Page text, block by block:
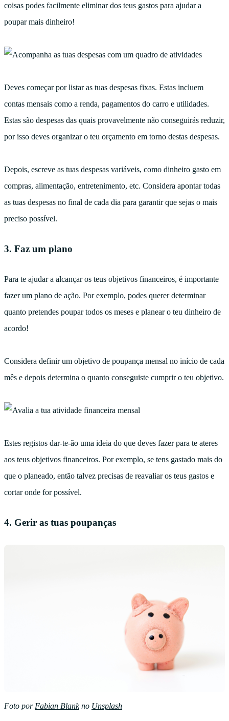
coisas podes facilmente eliminar dos teus gastos para ajudar a
poupar mais dinheiro!
Deves começar por listar as tuas despesas fixas. Estas incluem
contas mensais como a renda, pagamentos do carro e utilidades.
Estas são despesas das quais provavelmente não conseguirás reduzir,
por isso deves organizar o teu orçamento em torno destas despesas.
Depois, escreve as tuas despesas variáveis, como dinheiro gasto em
compras, alimentação, entretenimento, etc. Considera apontar todas
as tuas despesas no final de cada dia para garantir que sejas o mais
preciso possível.
3. Faz um plano
Para te ajudar a alcançar os teus objetivos financeiros, é importante
fazer um plano de ação. Por exemplo, podes querer determinar
quanto pretendes poupar todos os meses e planear o teu dinheiro de
acordo!
Considera definir um objetivo de poupança mensal no início de cada
mês e depois determina o quanto conseguiste cumprir o teu objetivo.
Estes registos dar-te-ão uma ideia do que deves fazer para te ateres
aos teus objetivos financeiros. Por exemplo, se tens gastado mais do
que o planeado, então talvez precisas de reavaliar os teus gastos e
cortar onde for possível.
4. Gerir as tuas poupanças
Foto por Fabian Blankno Unsplash